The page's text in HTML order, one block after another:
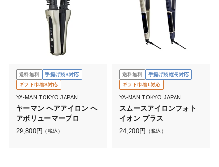
送料無料
手提げ袋S対応
ギフト巾着S対応
YA-MAN TOKYO JAPAN
ヤーマン ヘアアイロン ヘ
アボリューマープロ
29,800円 （税込）
送料無料
手提げ袋縦長対応
ギフト巾着L対応
YA-MAN TOKYO JAPAN
スムースアイロンフォト
イオン プラス
24,200円 （税込）